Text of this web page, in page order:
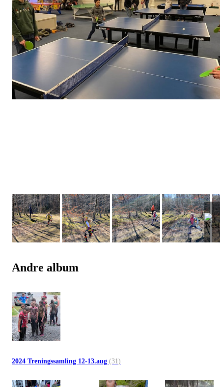
Andre album
2024 Treningssamling 12-13.aug (31)